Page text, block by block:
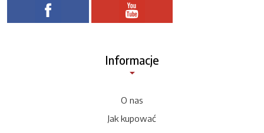
Informacje
O nas
Jak kupować